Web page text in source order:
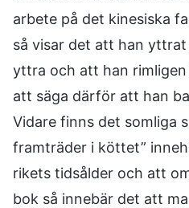
arbete på det kinesiska
så visar det att han
yttra och att han
att säga därför att han
Vidare finns det somliga
framträder i köttet”
rikets tidsålder och att
bok så innebär det att